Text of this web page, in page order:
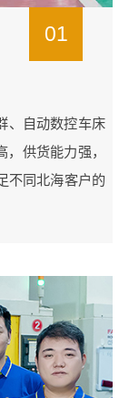
01
、自动数控车床
供货能力强，
不同北海客户的